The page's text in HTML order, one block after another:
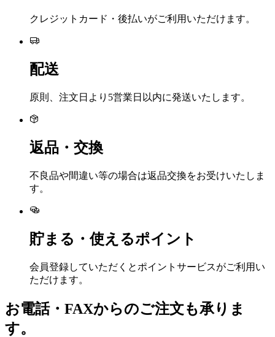
クレジットカード・後払いがご利用いただけます。
配送
原則、注文日より5営業日以内に発送いたします。
返品・交換
不良品や間違い等の場合は返品交換をお受けいたしま
す。
貯まる・使えるポイント
会員登録していただくとポイントサービスがご利用い
ただけます。
お電話・FAXからのご注文も承りま
す。